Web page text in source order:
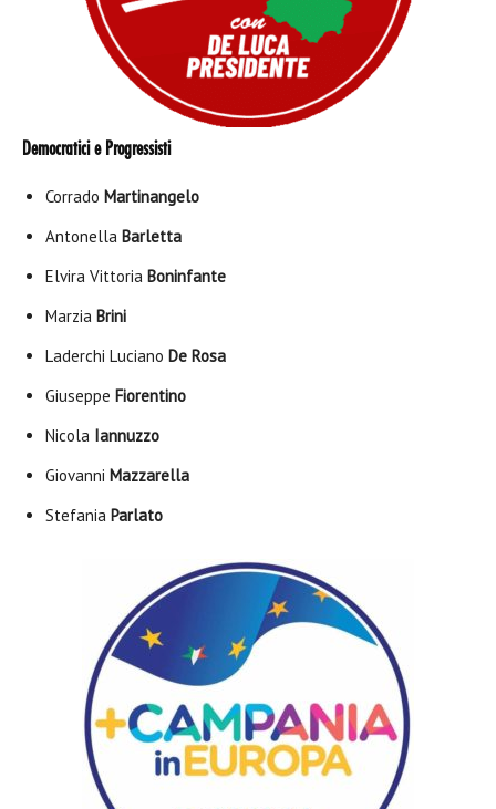
Democratici e Progressisti
Corrado Martinangelo
Antonella Barletta
Elvira Vittoria Boninfante
Marzia Brini
Laderchi Luciano De Rosa
Giuseppe Fiorentino
Nicola Iannuzzo
Giovanni Mazzarella
Stefania Parlato